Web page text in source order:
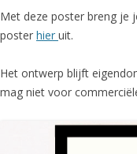
Met deze poster breng je
poster hier uit.
Het ontwerp blijft
mag niet voor